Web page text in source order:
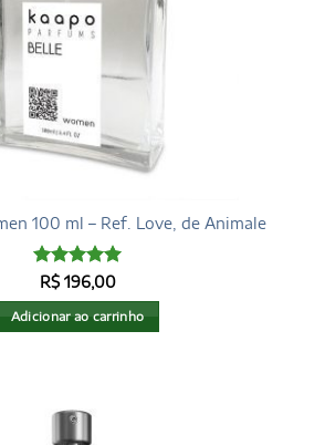
100 ml – Ref. Love, de Animale
Avaliação5
de 5
R$196,00
Adicionar ao carrinho